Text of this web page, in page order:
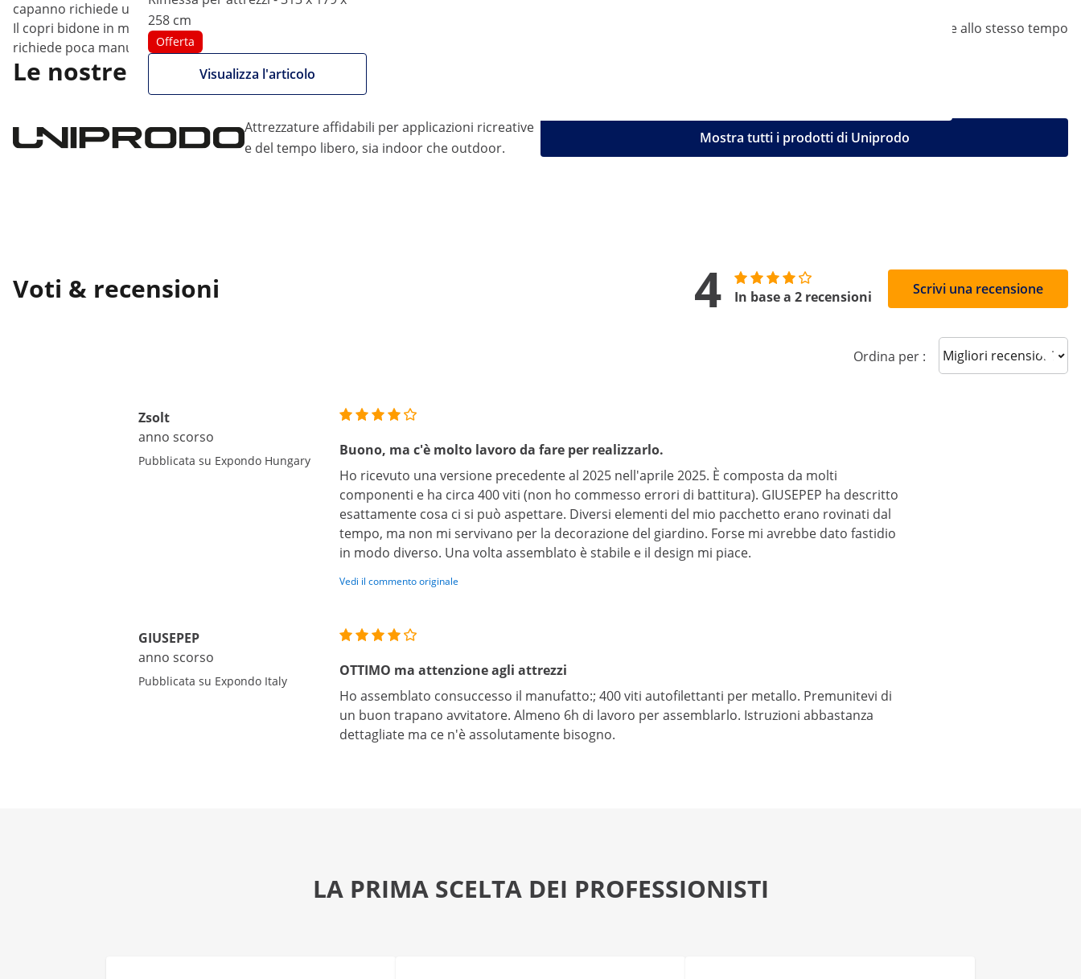
258 cm
Offerta
Visualizza l'articolo
capanno richiede una manutenzione minima ed è molto facile da montare, anche per i poco esperti.
Il copri bidone in metallo per 2 convince è estremamente durevole. È realizzato in acciaio zincato, materiale particolarmente resistente alla corrosione e che allo stesso tempo
richiede poca manutenzione ed è riciclabile. Punta sull'alta qualità con i copri bidoni in metallo di Uniprodo!
Le nostre marche
Attrezzature affidabili per applicazioni ricreative
e del tempo libero, sia indoor che outdoor.
Mostra tutti i prodotti di Uniprodo
Voti & recensioni 4 In base a 2 recensioni Scrivi una recensione
Ordina per : Sort reviews
Zsolt
anno scorso
Pubblicata su Expondo Hungary
Buono, ma c'è molto lavoro da fare per realizzarlo.
Ho ricevuto una versione precedente al 2025 nell'aprile 2025. È composta da molti
componenti e ha circa 400 viti (non ho commesso errori di battitura). GIUSEPEP ha descritto
esattamente cosa ci si può aspettare. Diversi elementi del mio pacchetto erano rovinati dal
tempo, ma non mi servivano per la decorazione del giardino. Forse mi avrebbe dato fastidio
in modo diverso. Una volta assemblato è stabile e il design mi piace.
Vedi il commento originale
GIUSEPEP
anno scorso
Pubblicata su Expondo Italy
OTTIMO ma attenzione agli attrezzi
Ho assemblato consuccesso il manufatto:; 400 viti autofilettanti per metallo. Premunitevi di
un buon trapano avvitatore. Almeno 6h di lavoro per assemblarlo. Istruzioni abbastanza
dettagliate ma ce n'è assolutamente bisogno.
LA PRIMA SCELTA DEI PROFESSIONISTI